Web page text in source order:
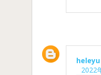
heleyu
2022